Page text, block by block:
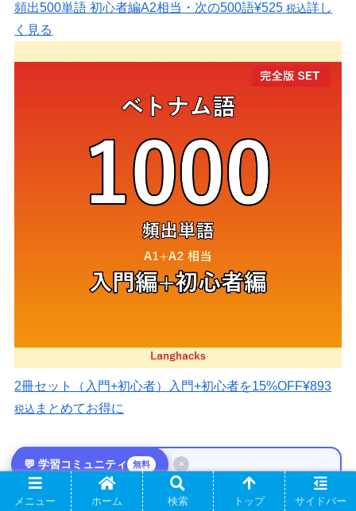
頻出500単語 初心者編A2相当・次の500語¥525 税込詳し
く見る
2冊セット（入門+初心者） 入門+初心者を15%OFF¥893
税込 まとめてお得に
🌍 Langhacks 学習コミュニティ｜メンバー
募集中！
💬 学習コミュニティ 無料 ×
メニュー ホーム 検索 トップ サイドバー